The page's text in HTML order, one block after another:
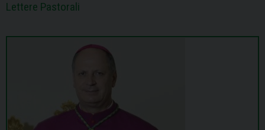
Lettere Pastorali